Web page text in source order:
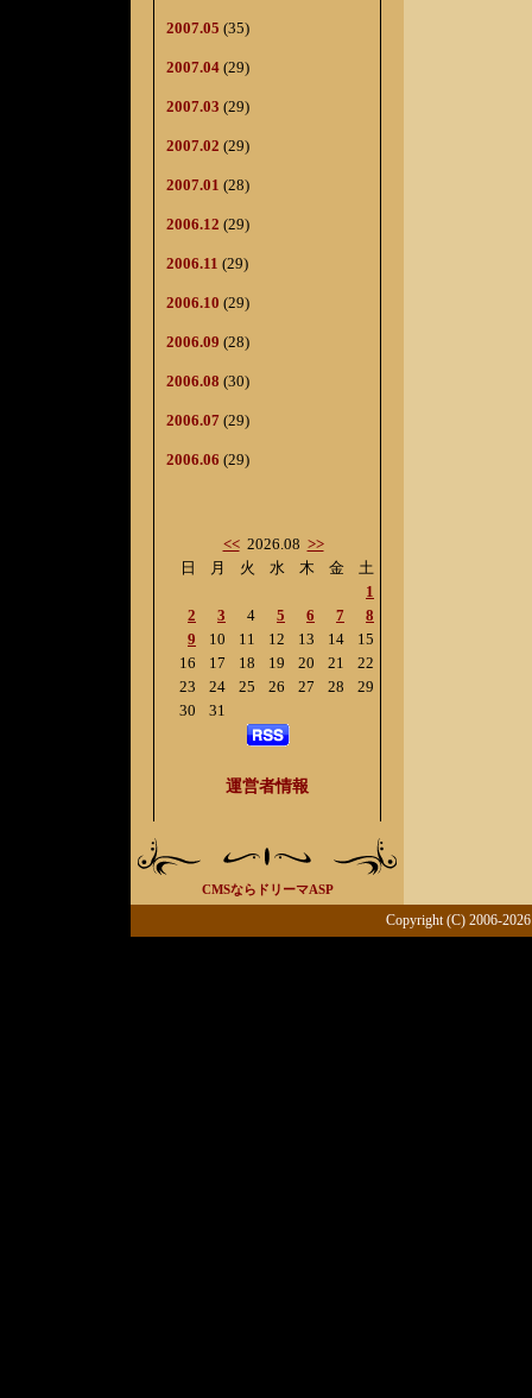
2007.05 (35)
2007.04 (29)
2007.03 (29)
2007.02 (29)
2007.01 (28)
2006.12 (29)
2006.11 (29)
2006.10 (29)
2006.09 (28)
2006.08 (30)
2006.07 (29)
2006.06 (29)
<<2026.08 >>
日
2
9
16
23
30
月
3
10
17
24
31
火
4
11
18
25
水
5
12
19
26
木
6
13
20
27
金
7
14
21
28
土
1
8
15
22
29
運営者情報
CMSならドリーマASP
Copyright (C) 2006-